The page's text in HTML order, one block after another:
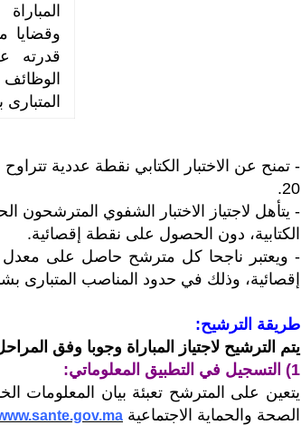
وقضايا
قدرته
المتبارى
20.
الكتابية، دون الحصول على نقطة إقصائية.
- و
إقصائية، وذلك في حدود المناصب المتبارى
طريقة الترشيح:
يتم الترشيح لاجتياز المباراة وجوبا وفق
1) التسجيل في التطبيق المعلوماتي:
يتعين على المترشح تعبئة بيان المعلومات
الصحة والحماية الاجتماعية